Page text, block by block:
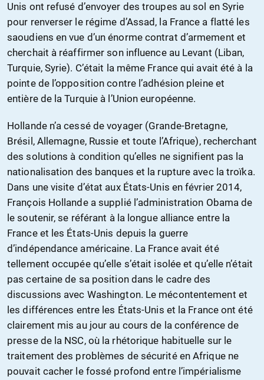
Unis ont refusé d’envoyer des troupes au sol en Syrie
pour renverser le régime d’Assad, la France a flatté les
saoudiens en vue d’un énorme contrat d’armement et
cherchait à réaffirmer son influence au Levant (Liban,
Turquie, Syrie). C’était la même France qui avait été à la
pointe de l’opposition contre l’adhésion pleine et
entière de la Turquie à l’Union européenne.
Hollande n’a cessé de voyager (Grande-Bretagne,
Brésil, Allemagne, Russie et toute l’Afrique), recherchant
des solutions à condition qu’elles ne signifient pas la
nationalisation des banques et la rupture avec la troïka.
Dans une visite d’état aux États-Unis en février 2014,
François Hollande a supplié l’administration Obama de
le soutenir, se référant à la longue alliance entre la
France et les États-Unis depuis la guerre
d’indépendance américaine. La France avait été
tellement occupée qu’elle s’était isolée et qu’elle n’était
pas certaine de sa position dans le cadre des
discussions avec Washington. Le mécontentement et
les différences entre les États-Unis et la France ont été
clairement mis au jour au cours de la conférence de
presse de la NSC, où la rhétorique habituelle sur le
traitement des problèmes de sécurité en Afrique ne
pouvait cacher le fossé profond entre l’impérialisme